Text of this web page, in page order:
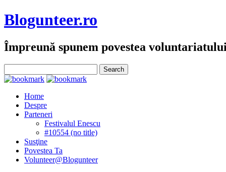
Blogunteer.ro
Împreună spunem povestea
Home
Despre
Parteneri
Festivalul Enescu
#10554 (no title)
Susţine
Povestea Ta
Volunteer@Blogunteer